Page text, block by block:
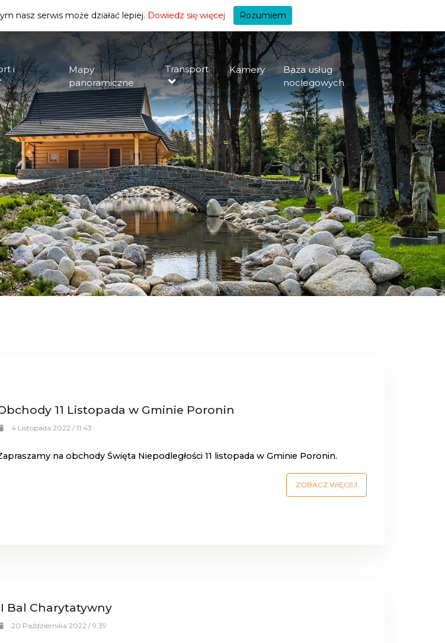
+A
i
Mapy
panoramiczne
Transport Kamery
Baza usług
noclegowych
11 Listopada w Gminie Poronin
4 Listopada 2022 / 11:43
na obchody Święta Niepodległości 11 listopada w Gminie Poronin.
ZOBACZ WIĘCEJ
Bal Charytatywny
20 Października 2022 / 9:39
nasz serwis może działać lepiej. Dowiedz się więcej Rozumiem